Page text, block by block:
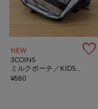
NEW 
3COINS
¥880